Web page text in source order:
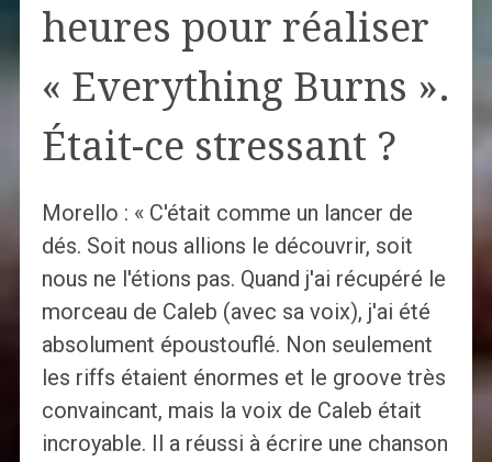
heures pour réaliser
« Everything Burns ».
Était-ce stressant ?
Morello : « C'était comme un lancer de
dés. Soit nous allions le découvrir, soit
nous ne l'étions pas. Quand j'ai récupéré le
morceau de Caleb (avec sa voix), j'ai été
absolument époustouflé. Non seulement
les riffs étaient énormes et le groove très
convaincant, mais la voix de Caleb était
incroyable. Il a réussi à écrire une chanson